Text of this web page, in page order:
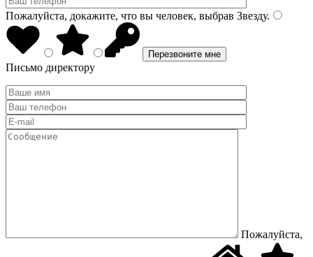
Пожалуйста, докажите, что вы человек, выбрав Звезду.
Письмо директору
Пожалуйста,